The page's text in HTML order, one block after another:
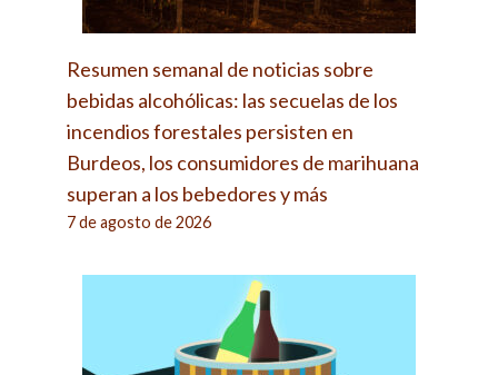
Resumen semanal de noticias sobre
bebidas alcohólicas: las secuelas de los
incendios forestales persisten en
Burdeos, los consumidores de marihuana
superan a los bebedores y más
7 de agosto de 2026